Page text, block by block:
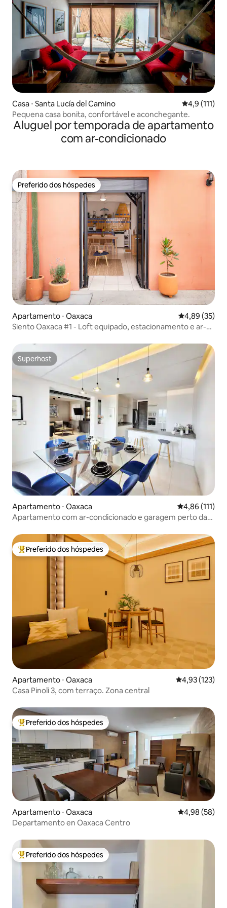
Casa ⋅ Santa Lucía del Camino 4,9 de uma
4,9 (111)
Pequena casa bonita, confortável e aconchegante.
Aluguel por temporada de apartamento
com ar-condicionado
Preferido dos hóspedes
Preferido dos hóspedes
Apartamento ⋅ Oaxaca 4,89 de uma
4,89 (35)
Siento Oaxaca #1 - Loft equipado, estacionamento e ar-
Superhost
Superhost
Apartamento ⋅ Oaxaca 4,86 de uma
4,86 (111)
Apartamento com ar-condicionado e garagem perto da
Entre os melhores preferidos dos hóspedes
Preferido dos hóspedes
Apartamento ⋅ Oaxaca 4,93 de uma
4,93 (123)
Casa Pinoli 3, com terraço. Zona central
Entre os melhores preferidos dos hóspedes
Preferido dos hóspedes
Apartamento ⋅ Oaxaca 4,98 de uma
4,98 (58)
Departamento en Oaxaca Centro
Entre os melhores preferidos dos hóspedes
Preferido dos hóspedes